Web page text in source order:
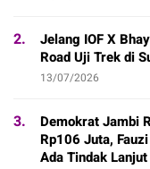
2.
Jelang IOF X
Road Uji Trek di
13/07/2026
3.
Demokrat Jambi
Rp106 Juta,
Ada Tindak Lanjut